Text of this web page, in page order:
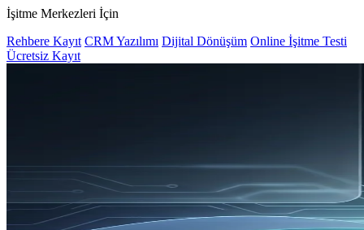
İşitme Merkezleri İçin
Rehbere Kayıt CRM Yazılımı Dijital Dönüşüm Online İşitme Testi
Ücretsiz Kayıt